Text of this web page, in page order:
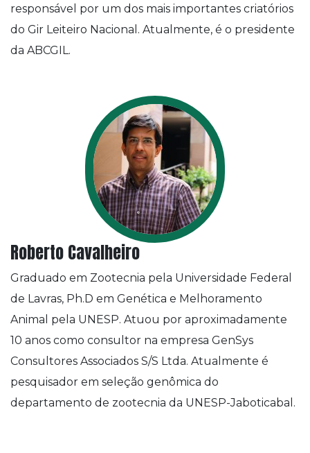
responsável por um dos mais importantes criatórios
do Gir Leiteiro Nacional. Atualmente, é o presidente
da ABCGIL.
Roberto Cavalheiro
Graduado em Zootecnia pela Universidade Federal
de Lavras, Ph.D em Genética e Melhoramento
Animal pela UNESP. Atuou por aproximadamente
10 anos como consultor na empresa GenSys
Consultores Associados S/S Ltda. Atualmente é
pesquisador em seleção genômica do
departamento de zootecnia da UNESP-Jaboticabal.